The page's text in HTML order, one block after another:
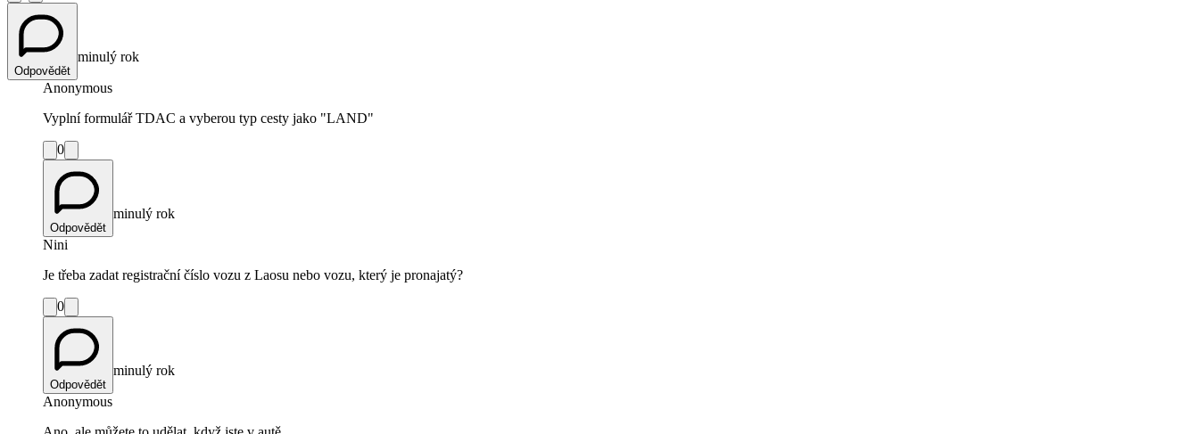
Odpovědět
minulý rok
Anonymous
Vyplní formulář TDAC a vyberou typ cesty jako "LAND"
0
Odpovědět
minulý rok
Nini
Je třeba zadat registrační číslo vozu z Laosu nebo vozu, který je pronajatý?
0
Odpovědět
minulý rok
Anonymous